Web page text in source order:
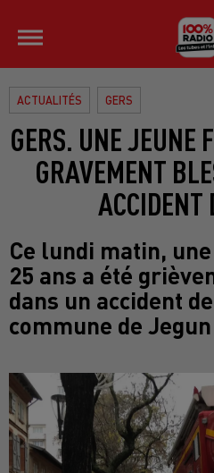
ACTUALITÉS GERS
GERS. UNE JEUNE
GRAVEMENT
ACCIDENT
Ce lundi matin,
25 ans a été
dans un accident
commune de